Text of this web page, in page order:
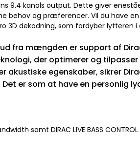
kanals output. Dette giver
behov og præferencer. Vil du have
3D dekodning, som fordyber lytteren
fra mængden er support af
der optimerer og
akustiske egenskaber, sikrer
er som at have en personlig
samt DIRAC LIVE BASS